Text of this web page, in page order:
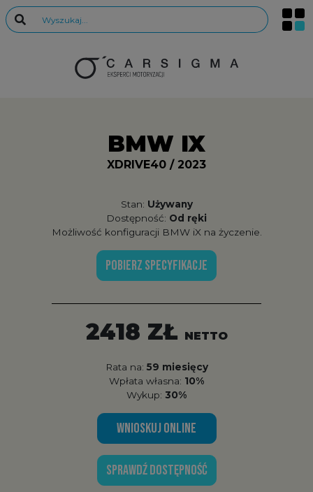
BMW IX
XDRIVE40 / 2023
Stan: Używany
Dostępność: Od ręki
Możliwość konfiguracji BMW iX na życzenie.
POBIERZ SPECYFIKACJE
2418 ZŁ NETTO
Rata na: 59 miesięcy
Wpłata własna: 10%
Wykup: 30%
WNIOSKUJ ONLINE
SPRAWDŹ DOSTĘPNOŚĆ